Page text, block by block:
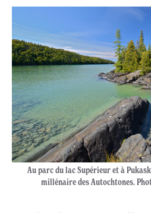
Au parc du lac Supérieur et à
millénaire des Autochtones.